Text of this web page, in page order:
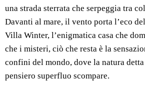
una strada sterrata che serpeggia tra
Davanti al mare, il vento porta l’eco
Villa Winter, l’enigmatica casa che
che i misteri, ciò che resta è la
confini del mondo, dove la natura
pensiero superfluo scompare.